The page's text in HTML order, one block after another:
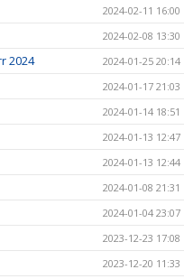
2024-02-11 16:00
2024-02-08 13:30
2024 2024-01-25 20:14
2024-01-17 21:03
2024-01-14 18:51
2024-01-13 12:47
2024-01-13 12:44
2024-01-08 21:31
2024-01-04 23:07
2023-12-23 17:08
2023-12-20 11:33